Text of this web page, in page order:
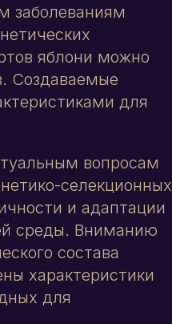
заболеваниям
яблони можно
Создаваемые
для
вопросам
селекционных
и адаптации
среды. Вниманию
состава
характеристики
для